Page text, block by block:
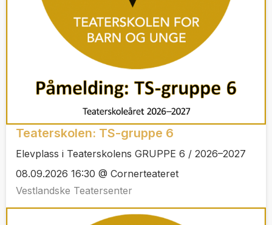
Teaterskolen: TS-gruppe 6
Elevplass i Teaterskolens GRUPPE 6 / 2026–2027
08.09.2026 16:30 @ Cornerteateret
Vestlandske Teatersenter